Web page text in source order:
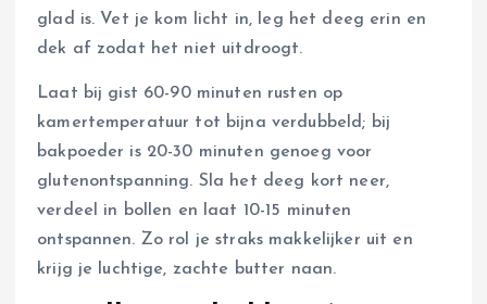
glad is. Vet je kom licht in, leg het deeg erin en
dek af zodat het niet uitdroogt.
Laat bij gist 60-90 minuten rusten op
kamertemperatuur tot bijna verdubbeld; bij
bakpoeder is 20-30 minuten genoeg voor
glutenontspanning. Sla het deeg kort neer,
verdeel in bollen en laat 10-15 minuten
ontspannen. Zo rol je straks makkelijker uit en
krijg je luchtige, zachte butter naan.